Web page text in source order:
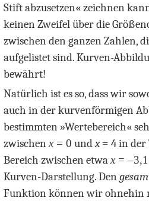
Stift abzusetzen« zeichnen
keinen Zweifel über die
zwischen den ganzen Zahlen,
aufgelistet sind. Kurven-
bewährt!
Natürlich ist es so, dass wir
auch in der kurvenförmigen
bestimmten »Wertebereich«
zwischenx= 0 undx= 4in der
Bereich zwischen etwax= –3,1
Kurven-Darstellung. Den
Funktion können wir ohnehin